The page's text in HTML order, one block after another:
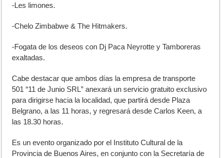
-Les limones.
-Chelo Zimbabwe & The Hitmakers.
-Fogata de los deseos con Dj Paca Neyrotte y Tamboreras
exaltadas.
Cabe destacar que ambos días la empresa de transporte
501 “11 de Junio SRL” anexará un servicio gratuito exclusivo
para dirigirse hacia la localidad, que partirá desde Plaza
Belgrano, a las 11 horas, y regresará desde Carlos Keen, a
las 18.30 horas.
Es un evento organizado por el Instituto Cultural de la
Provincia de Buenos Aires, en conjunto con la Secretaría de